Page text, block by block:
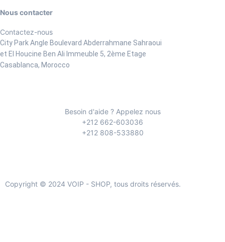
Nous contacter
Contactez-nous
City Park Angle Boulevard Abderrahmane Sahraoui
et El Houcine Ben Ali Immeuble 5, 2ème Etage
Casablanca, Morocco
Besoin d'aide ? Appelez nous
+212 662-603036
+212 808-533880
Copyright © 2024 VOIP - SHOP, tous droits réservés.